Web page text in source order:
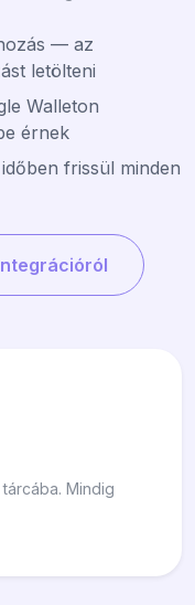
— az
letölteni
Walleton
érnek
frissül minden
Mindig